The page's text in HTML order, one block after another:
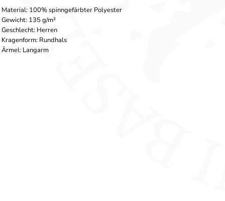
Material: 100% spinngefärbter Polyester
Gewicht: 135 g/m²
Geschlecht: Herren
Kragenform: Rundhals
Ärmel: Langarm